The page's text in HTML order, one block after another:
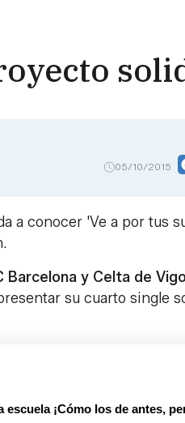
05/10/2015
a conocer 'Ve a por tus
Barcelona y Celta de Vigo
su cuarto single
¡Cómo los de antes,